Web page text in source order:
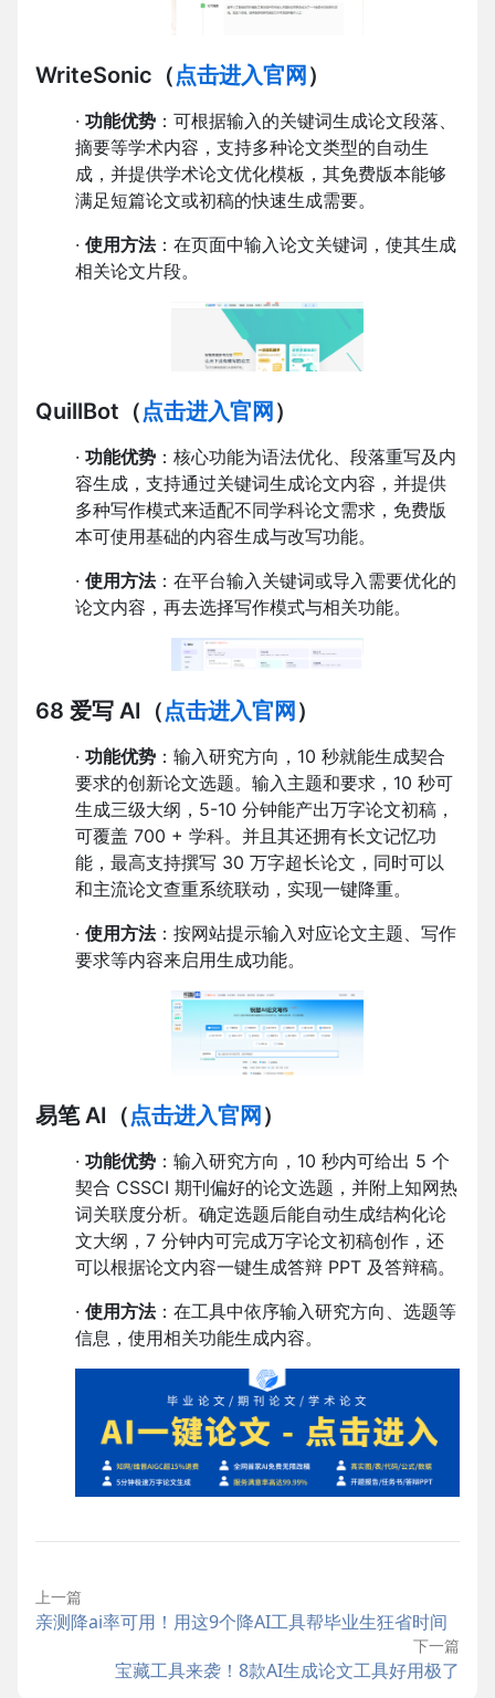
WriteSonic （点击进入官网 ）
· 功能优势 ：可根据输入的关键词生成论文段落、
摘要等学术内容，支持多种论文类型的自动生
成，并提供学术论文优化模板，其免费版本能够
满足短篇论文或初稿的快速生成需要。
· 使用方法：在页面中输入论文关键词，使其生成
相关论文片段。
QuillBot （点击进入官网 ）
· 功能优势 ：核心功能为语法优化、段落重写及内
容生成，支持通过关键词生成论文内容，并提供
多种写作模式来适配不同学科论文需求，免费版
本可使用基础的内容生成与改写功能。
· 使用方法：在平台输入关键词或导入需要优化的
论文内容，再去选择写作模式与相关功能。
68 爱写 AI （点击进入官网 ）
· 功能优势 ：输入研究方向，10 秒就能生成契合
要求的创新论文选题。输入主题和要求，10 秒可
生成三级大纲，5-10 分钟能产出万字论文初稿，
可覆盖 700 + 学科。并且其还拥有长文记忆功
能，最高支持撰写 30 万字超长论文，同时可以
和主流论文查重系统联动，实现一键降重。
· 使用方法：按网站提示输入对应论文主题、写作
要求等内容来启用生成功能。
易笔 AI （点击进入官网 ）
· 功能优势 ：输入研究方向，10 秒内可给出 5 个
契合 CSSCI 期刊偏好的论文选题，并附上知网热
词关联度分析。确定选题后能自动生成结构化论
文大纲，7 分钟内可完成万字论文初稿创作，还
可以根据论文内容一键生成答辩 PPT 及答辩稿。
· 使用方法：在工具中依序输入研究方向、选题等
信息，使用相关功能生成内容。
上一篇
亲测降ai率可用！用这9个降AI工具帮毕业生狂省时间
下一篇
宝藏工具来袭！8款AI生成论文工具好用极了